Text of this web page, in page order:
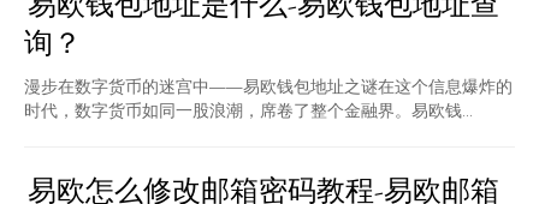
询？
漫步在数字货币的迷宫中——易欧钱包地址之谜在这个信息爆炸的
时代，数字货币如同一股浪潮，席卷了整个金融界。易欧钱...
易欧怎么修改邮箱密码教程-易欧邮箱